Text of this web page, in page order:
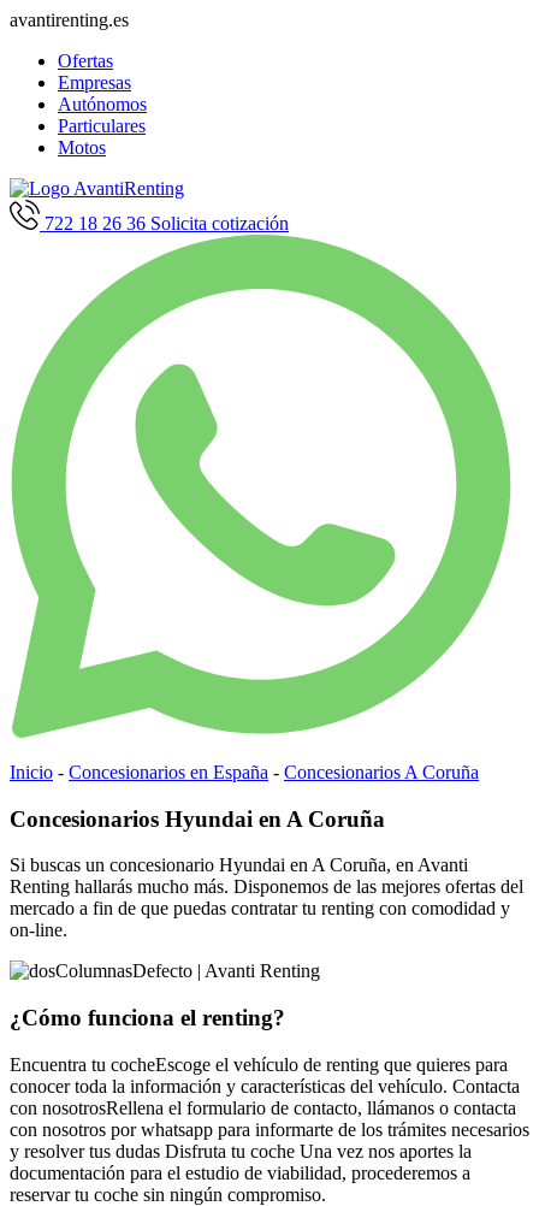
avantirenting.es
Ofertas
Empresas
Autónomos
Particulares
Motos
722 18 26 36 Solicita cotización
Inicio - Concesionarios en España - Concesionarios A Coruña
Concesionarios Hyundai en A Coruña
Si buscas un concesionario Hyundai en A Coruña, en Avanti
Renting hallarás mucho más. Disponemos de las mejores ofertas del
mercado a fin de que puedas contratar tu renting con comodidad y
on-line.
¿Cómo funciona el renting?
Encuentra tu cocheEscoge el vehículo de renting que quieres para
conocer toda la información y características del vehículo. Contacta
con nosotrosRellena el formulario de contacto, llámanos o contacta
con nosotros por whatsapp para informarte de los trámites necesarios
y resolver tus dudas Disfruta tu coche Una vez nos aportes la
documentación para el estudio de viabilidad, procederemos a
reservar tu coche sin ningún compromiso.